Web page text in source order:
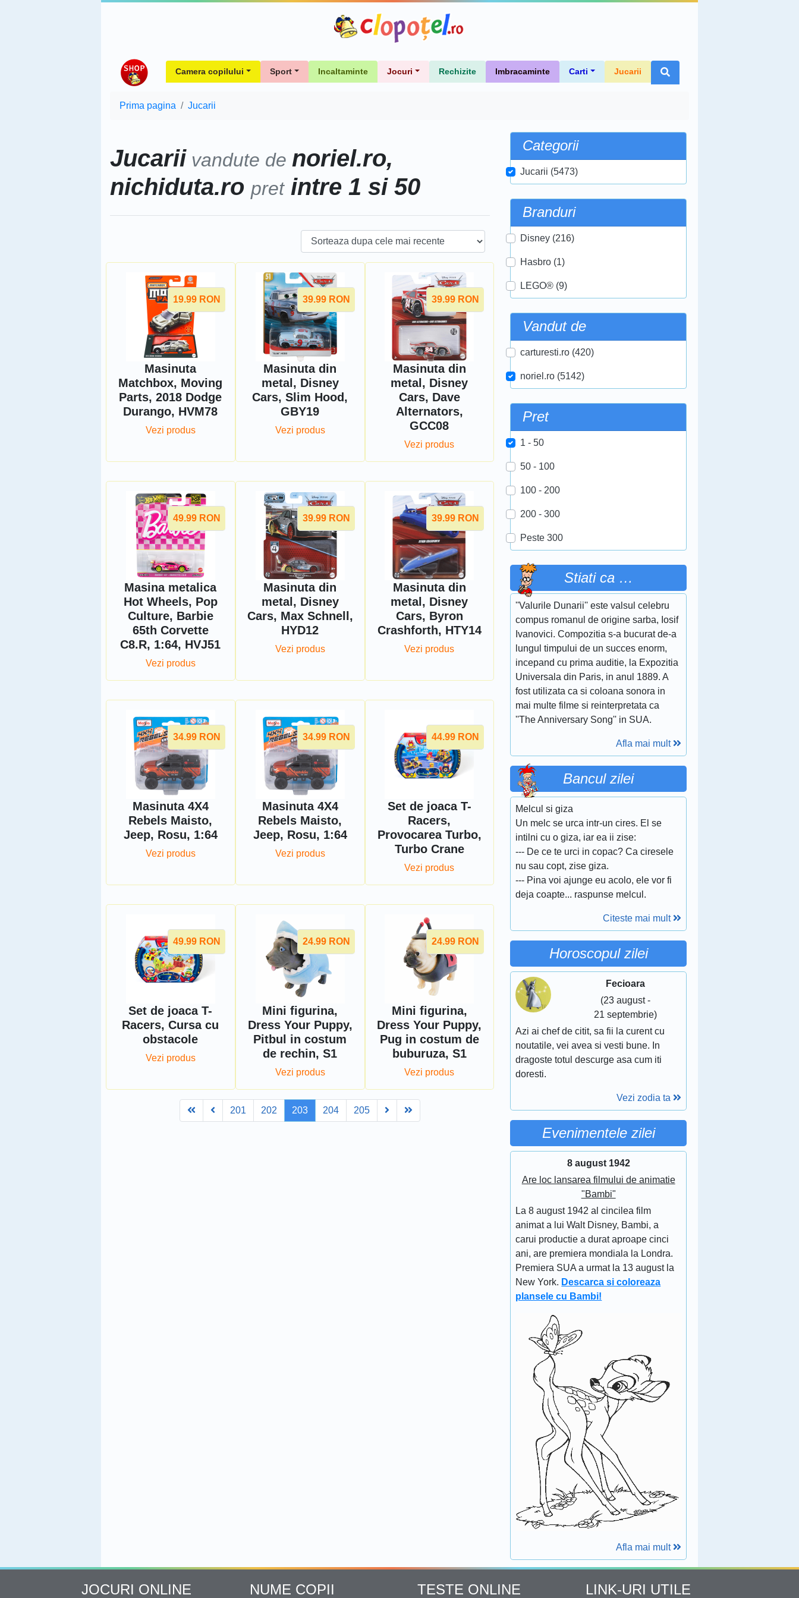
Camera copilului Sport Incaltaminte Jocuri Rechizite Imbracaminte Carti Jucarii
Prima pagina Jucarii
Jucarii vandute de noriel.ro,
nichiduta.ro pretintre 1 si 50
19.99 RON
Masinuta
Matchbox, Moving
Parts, 2018 Dodge
Durango, HVM78
Vezi produs
39.99 RON
Masinuta din
metal, Disney
Cars, Slim Hood,
GBY19
Vezi produs
39.99 RON
Masinuta din
metal, Disney
Cars, Dave
Alternators,
GCC08
Vezi produs
49.99 RON
Masina metalica
Hot Wheels, Pop
Culture, Barbie
65th Corvette
C8.R, 1:64, HVJ51
Vezi produs
39.99 RON
Masinuta din
metal, Disney
Cars, Max Schnell,
HYD12
Vezi produs
39.99 RON
Masinuta din
metal, Disney
Cars, Byron
Crashforth, HTY14
Vezi produs
34.99 RON
Masinuta 4X4
Rebels Maisto,
Jeep, Rosu, 1:64
Vezi produs
34.99 RON
Masinuta 4X4
Rebels Maisto,
Jeep, Rosu, 1:64
Vezi produs
44.99 RON
Set de joaca T-
Racers,
Provocarea Turbo,
Turbo Crane
Vezi produs
49.99 RON
Set de joaca T-
Racers, Cursa cu
obstacole
Vezi produs
24.99 RON
Mini figurina,
Dress Your Puppy,
Pitbul in costum
de rechin, S1
Vezi produs
24.99 RON
Mini figurina,
Dress Your Puppy,
Pug in costum de
buburuza, S1
Vezi produs
FirstPrev201 202 203 204 205 Next
Categorii
Jucarii (5473)
Branduri
Disney (216)
Hasbro (1)
LEGO® (9)
Vandut de
carturesti.ro (420)
noriel.ro (5142)
Pret
1 - 50
50 - 100
100 - 200
200 - 300
Peste 300
Stiati ca …
''Valurile Dunarii'' este valsul celebru
compus romanul de origine sarba, Iosif
Ivanovici. Compozitia s-a bucurat de-a
lungul timpului de un succes enorm,
incepand cu prima auditie, la Expozitia
Universala din Paris, in anul 1889. A
fost utilizata ca si coloana sonora in
mai multe filme si reinterpretata ca
''The Anniversary Song'' in SUA.
Afla mai mult
Bancul zilei
Melcul si giza
Un melc se urca intr-un cires. El se
intilni cu o giza, iar ea ii zise:
--- De ce te urci in copac? Ca ciresele
nu sau copt, zise giza.
--- Pina voi ajunge eu acolo, ele vor fi
deja coapte... raspunse melcul.
Citeste mai mult
Horoscopul zilei
Fecioara
(23 august -
21 septembrie)
Azi ai chef de citit, sa fii la curent cu
noutatile, vei avea si vesti bune. In
dragoste totul descurge asa cum iti
doresti.
Vezi zodia ta
Evenimentele zilei
8 august 1942
Are loc lansarea filmului de animatie
"Bambi"
La 8 august 1942 al cincilea film
animat a lui Walt Disney, Bambi, a
carui productie a durat aproape cinci
ani, are premiera mondiala la Londra.
Premiera SUA a urmat la 13 august la
New York. Descarca si coloreaza
plansele cu Bambi!
Afla mai mult
JOCURI ONLINE NUME COPII TESTE ONLINE LINK-URI UTILE